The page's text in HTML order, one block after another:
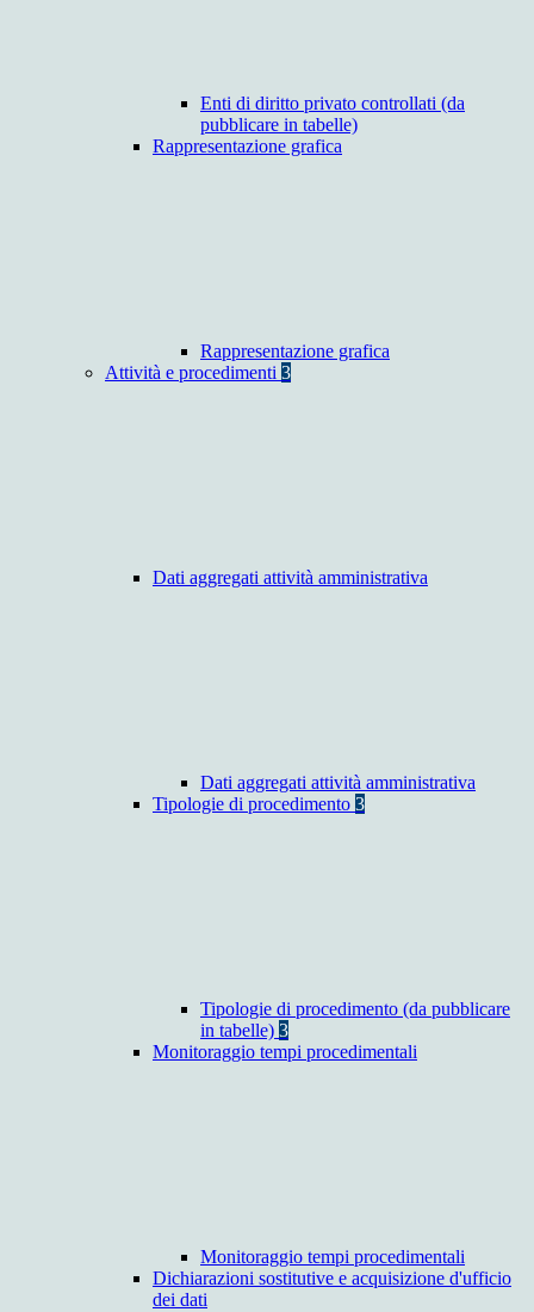
Enti di diritto privato controllati (da
pubblicare in tabelle)
Rappresentazione grafica
Rappresentazione grafica
Attività e procedimenti 3
Dati aggregati attività amministrativa
Dati aggregati attività amministrativa
Tipologie di procedimento 3
Tipologie di procedimento (da pubblicare
in tabelle) 3
Monitoraggio tempi procedimentali
Monitoraggio tempi procedimentali
Dichiarazioni sostitutive e acquisizione d'ufficio
dei dati